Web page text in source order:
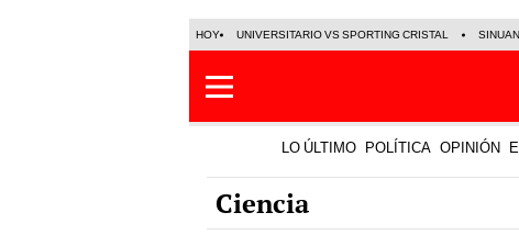
HOY UNIVERSITARIO VS SPORTING CRISTAL
LO ÚLTIMO POLÍTICA OPINIÓN
Ciencia